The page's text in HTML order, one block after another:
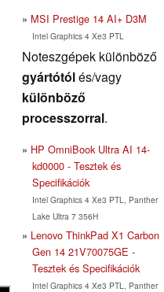
MSI Prestige 14 AI+ D3M
Intel Graphics 4 Xe3 PTL
Noteszgépek különböző
gyártótólés/vagy
különböző
processzorral.
HP OmniBook Ultra AI 14-
kd0000 - Tesztek és
Specifikációk
Intel Graphics 4 Xe3 PTL, Panther
Lake Ultra 7 356H
Lenovo ThinkPad X1 Carbon
Gen 14 21V70075GE -
Tesztek és Specifikációk
Intel Graphics 4 Xe3 PTL, Panther